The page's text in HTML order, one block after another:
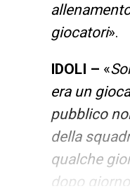
giocatori».
IDOLI – «
era un
pubblico
della
qualche
dopo giorno